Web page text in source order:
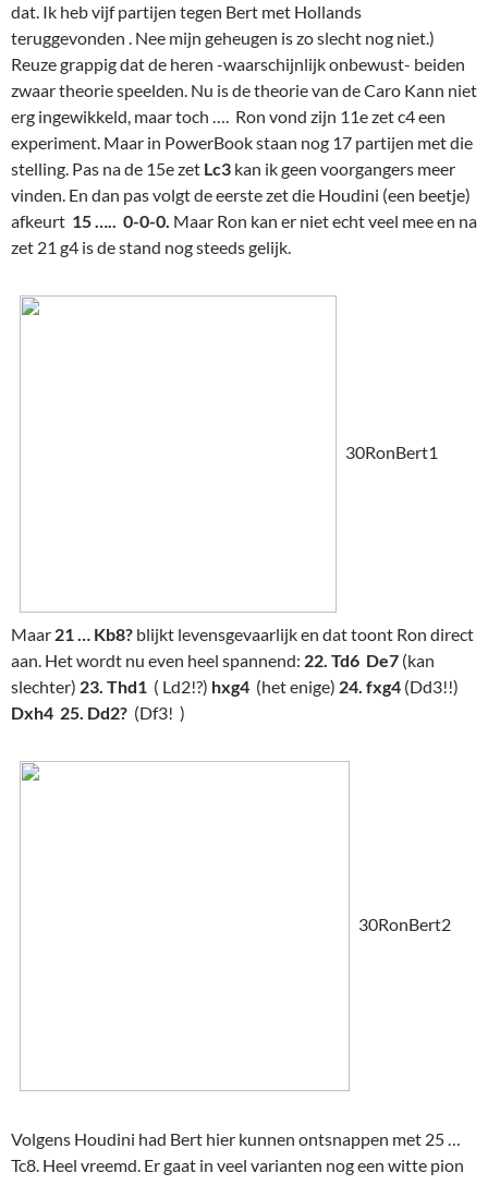
dat. Ik heb vijf partijen tegen Bert met Hollands
teruggevonden . Nee mijn geheugen is zo slecht nog niet.)
Reuze grappig dat de heren -waarschijnlijk onbewust- beiden
zwaar theorie speelden. Nu is de theorie van de Caro Kann niet
erg ingewikkeld, maar toch …. Ron vond zijn 11e zet c4 een
experiment. Maar in PowerBook staan nog 17 partijen met die
stelling. Pas na de 15e zet Lc3 kan ik geen voorgangers meer
vinden. En dan pas volgt de eerste zet die Houdini (een beetje)
afkeurt 15 ….. 0-0-0. Maar Ron kan er niet echt veel mee en na
zet 21 g4 is de stand nog steeds gelijk.
30RonBert1
Maar 21 … Kb8? blijkt levensgevaarlijk en dat toont Ron direct
aan. Het wordt nu even heel spannend: 22. Td6 De7 (kan
slechter) 23. Thd1 ( Ld2!?) hxg4 (het enige) 24. fxg4 (Dd3!!)
Dxh4 25. Dd2? (Df3! )
30RonBert2
Volgens Houdini had Bert hier kunnen ontsnappen met 25 …
Tc8. Heel vreemd. Er gaat in veel varianten nog een witte pion